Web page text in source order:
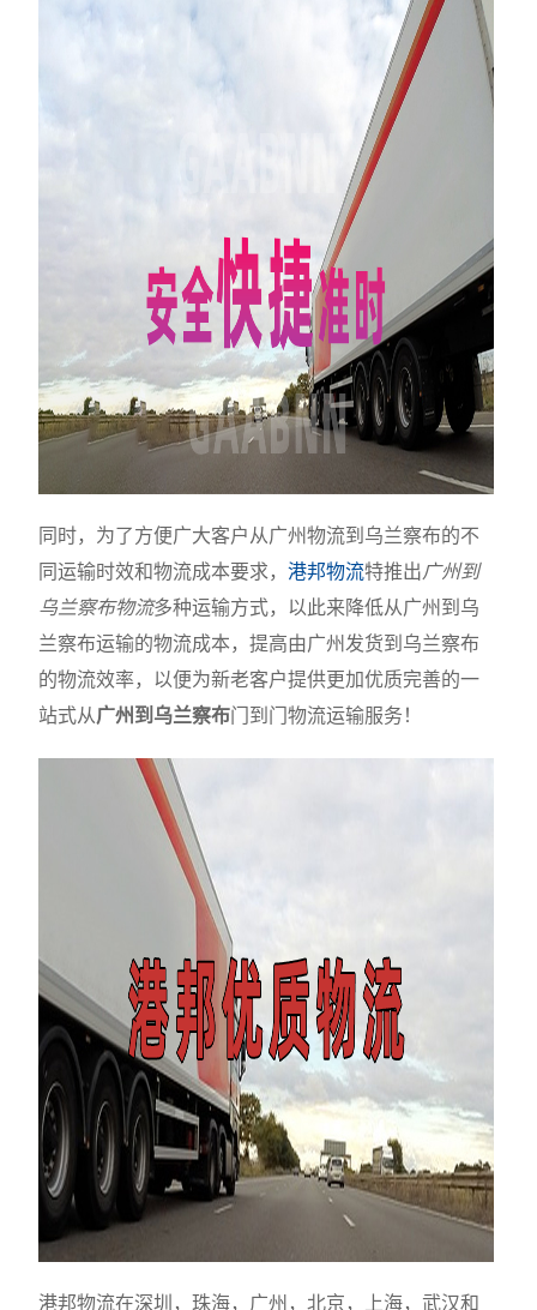
同时，为了方便广大客户从广州物流到乌兰察布的不
同运输时效和物流成本要求，港邦物流特推出广州到
乌兰察布物流多种运输方式，以此来降低从广州到乌
兰察布运输的物流成本，提高由广州发货到乌兰察布
的物流效率，以便为新老客户提供更加优质完善的一
站式从广州到乌兰察布门到门物流运输服务！
港邦物流在深圳，珠海，广州，北京，上海，武汉和